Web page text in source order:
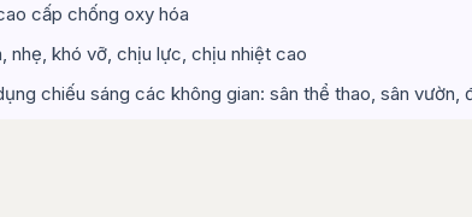
cấp chống oxy hóa
nhẹ, khó vỡ, chịu lực, chịu nhiệt cao
chiếu sáng các không gian: sân thể thao, sân